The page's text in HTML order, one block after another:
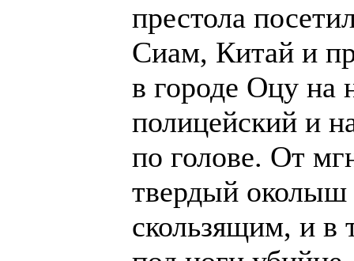
престола
Сиам, Китай и
в городе Оцу на
полицейский и
по голове. От
твердый околыш
скользящим, и в